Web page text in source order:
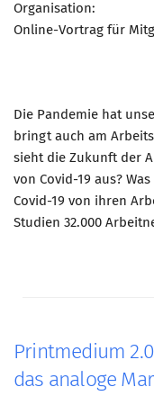
Organisation:
Online-Vortrag für
Die Pandemie hat
bringt auch am
sieht die Zukunft der
von Covid-19 aus?
Covid-19 von ihren
Studien 32.000
Printmedium
das analoge